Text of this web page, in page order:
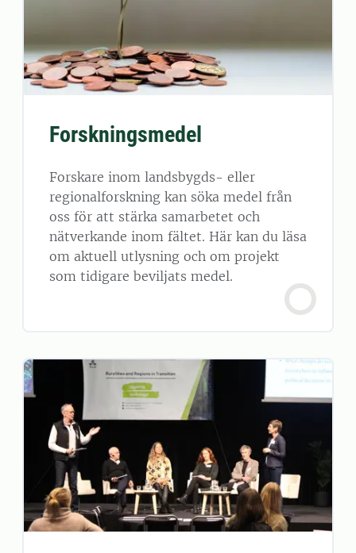
Forskningsmedel
Forskare inom landsbygds- eller
regionalforskning kan söka medel från
oss för att stärka samarbetet och
nätverkande inom fältet. Här kan du läsa
om aktuell utlysning och om projekt
som tidigare beviljats medel.